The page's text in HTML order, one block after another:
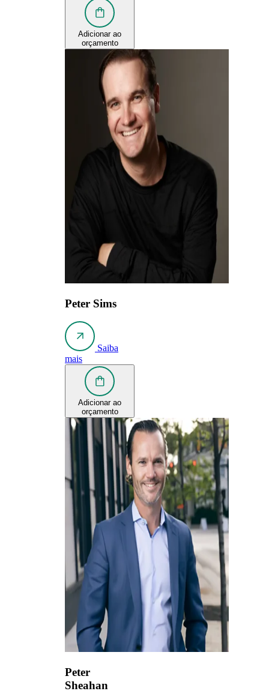
Adicionar ao
orçamento
Peter Sims
Saiba
mais
Adicionar ao
orçamento
Peter
Sheahan